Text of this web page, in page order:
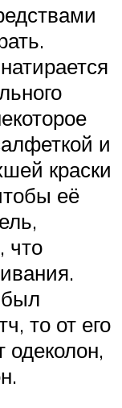
и
краски
её
что
то от его
одеколон,